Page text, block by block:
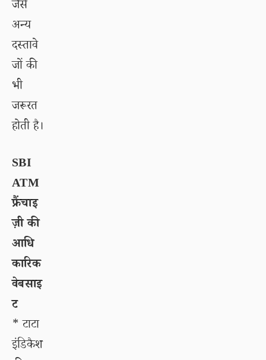
जैसे
अन्य
दस्तावे
जों की
भी
जरूरत
होती है।
SBI
ATM
फ्रैंचाइ
ज़ी की
आधि
कारिक
वेबसाइ
ट
* टाटा
इंडिकैश